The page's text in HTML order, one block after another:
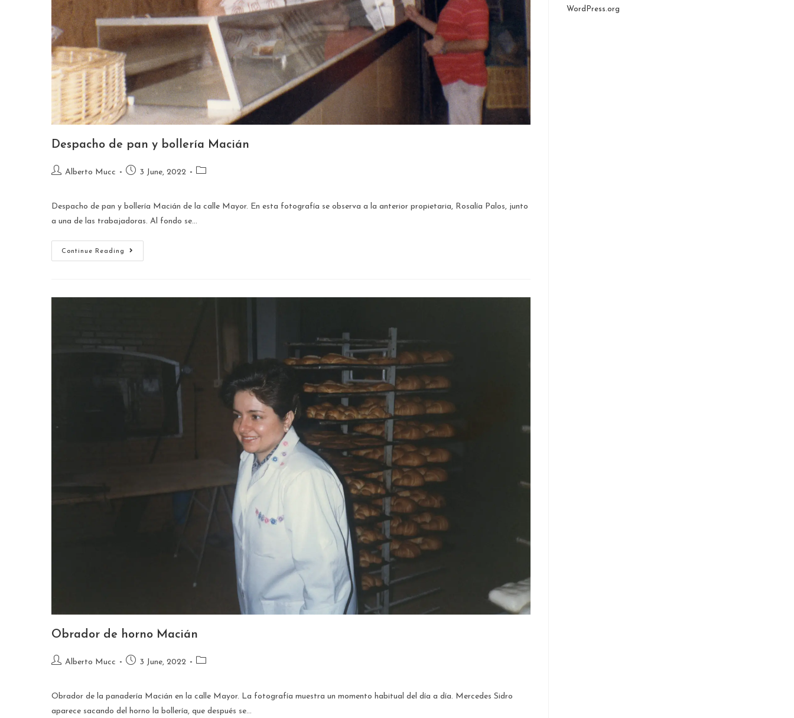
Despacho de pan y bollería Macián
Alberto Mucc 3 June, 2022
Despacho de pan y bollería Macián de la calle Mayor. En esta fotografía se observa a la anterior propietaria, Rosalía Palos, junto
a una de las trabajadoras. Al fondo se…
Continue Reading
Obrador de horno Macián
Alberto Mucc 3 June, 2022
Obrador de la panadería Macián en la calle Mayor. La fotografía muestra un momento habitual del día a día. Mercedes Sidro
aparece sacando del horno la bollería, que después se…
WordPress.org